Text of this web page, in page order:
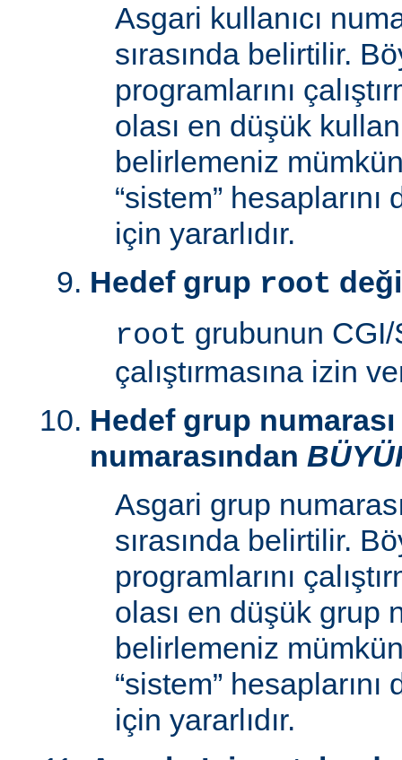
Asgari kullanıcı
sırasında belirtilir.
programlarını
olası en düşük
belirlemeniz mümkün
“sistem”
için yararlıdır.
Hedef grup root
root grubunun CGI/
çalıştırmasına izin
Hedef grup
numarasından
Asgari grup
sırasında belirtilir.
programlarını
olası en düşük grup
belirlemeniz mümkün
“sistem”
için yararlıdır.